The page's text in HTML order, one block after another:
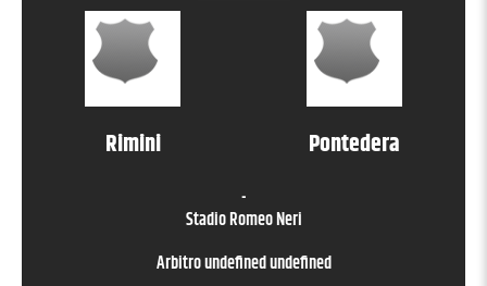
Rimini Pontedera
-
Stadio Romeo Neri
Arbitroundefined undefined